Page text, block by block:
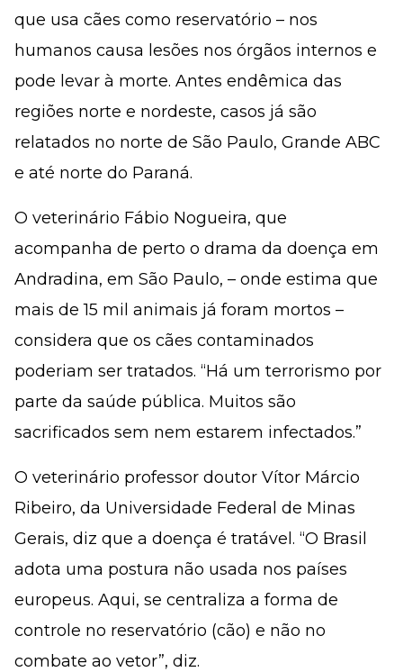
que usa cães como reservatório – nos
humanos causa lesões nos órgãos internos e
pode levar à morte. Antes endêmica das
regiões norte e nordeste, casos já são
relatados no norte de São Paulo, Grande ABC
e até norte do Paraná.
O veterinário Fábio Nogueira, que
acompanha de perto o drama da doença em
Andradina, em São Paulo, – onde estima que
mais de 15 mil animais já foram mortos –
considera que os cães contaminados
poderiam ser tratados. “Há um terrorismo por
parte da saúde pública. Muitos são
sacrificados sem nem estarem infectados.”
O veterinário professor doutor Vítor Márcio
Ribeiro, da Universidade Federal de Minas
Gerais, diz que a doença é tratável. “O Brasil
adota uma postura não usada nos países
europeus. Aqui, se centraliza a forma de
controle no reservatório (cão) e não no
combate ao vetor”, diz.